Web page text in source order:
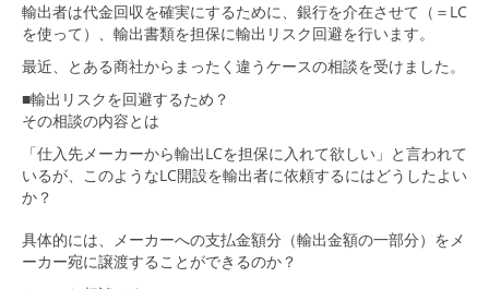
輸出者は代金回収を確実にするために、銀行を介在させて（＝LC
を使って）、輸出書類を担保に輸出リスク回避を行います。
最近、とある商社からまったく違うケースの相談を受けました。
■輸出リスクを回避するため？
その相談の内容とは
「仕入先メーカーから輸出LCを担保に入れて欲しい」と言われて
いるが、このようなLC開設を輸出者に依頼するにはどうしたよい
か？
具体的には、メーカーへの支払金額分（輸出金額の一部分）をメ
ーカー宛に譲渡することができるのか？